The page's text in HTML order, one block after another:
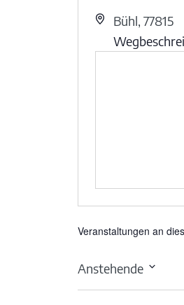
Bühl 77815
Veranstaltungen an
Anstehende
Datum